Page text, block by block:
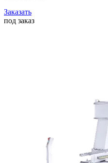
Заказать
под заказ